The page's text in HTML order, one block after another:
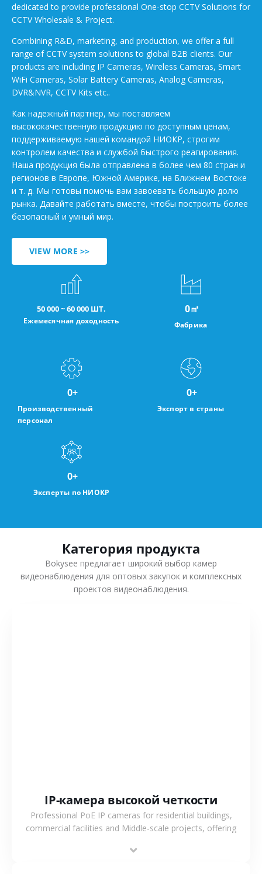
dedicated to provide professional One-stop CCTV Solutions for
CCTV Wholesale & Project.
Combining R&D, marketing, and production, we offer a full
range of CCTV system solutions to global B2B clients. Our
products are including IP Cameras, Wireless Cameras, Smart
WiFi Cameras, Solar Battery Cameras, Analog Cameras,
DVR&NVR, CCTV Kits etc..
Как надежный партнер, мы поставляем
высококачественную продукцию по доступным ценам,
поддерживаемую нашей командой НИОКР, строгим
контролем качества и службой быстрого реагирования.
Наша продукция была отправлена в более чем 80 стран и
регионов в Европе, Южной Америке, на Ближнем Востоке
и т. д. Мы готовы помочь вам завоевать большую долю
рынка. Давайте работать вместе, чтобы построить более
безопасный и умный мир.
VIEW MORE >>
50 000 ~ 60 000 ШТ.
Ежемесячная доходность Фабрика
0㎡
Производственный
персонал
0+
Экспорт в страны
0+
Эксперты по НИОКР
0+
Категория продукта
Bokysee предлагает широкий выбор камер
видеонаблюдения для оптовых закупок и комплексных
проектов видеонаблюдения.
IP-камера высокой четкости
Professional PoE IP cameras for residential buildings,
commercial facilities and Middle-scale projects, offering
support.